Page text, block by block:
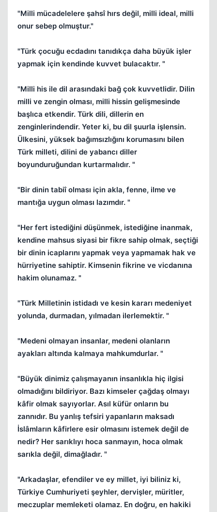
"Milli mücadelelere şahsî hırs değil, milli ideal, milli
onur sebep olmuştur."
"Türk çocuğu ecdadını tanıdıkça daha büyük işler
yapmak için kendinde kuvvet bulacaktır. "
"Milli his ile dil arasındaki bağ çok kuvvetlidir. Dilin
milli ve zengin olması, milli hissin gelişmesinde
başlıca etkendir. Türk dili, dillerin en
zenginlerindendir. Yeter ki, bu dil şuurla işlensin.
Ülkesini, yüksek bağımsızlığını korumasını bilen
Türk milleti, dilini de yabancı diller
boyunduruğundan kurtarmalıdır. "
"Bir dinin tabiî olması için akla, fenne, ilme ve
mantığa uygun olması lazımdır. "
"Her fert istediğini düşünmek, istediğine inanmak,
kendine mahsus siyasi bir fikre sahip olmak, seçtiği
bir dinin icaplarını yapmak veya yapmamak hak ve
hürriyetine sahiptir. Kimsenin fikrine ve vicdanına
hakim olunamaz. "
"Türk Milletinin istidadı ve kesin kararı medeniyet
yolunda, durmadan, yılmadan ilerlemektir. "
"Medeni olmayan insanlar, medeni olanların
ayakları altında kalmaya mahkumdurlar. "
"Büyük dinimiz çalışmayanın insanlıkla hiç ilgisi
olmadığını bildiriyor. Bazı kimseler çağdaş olmayı
kâfir olmak sayıyorlar. Asıl küfür onların bu
zannıdır. Bu yanlış tefsiri yapanların maksadı
İslâmların kâfirlere esir olmasını istemek değil de
nedir? Her sarıklıyı hoca sanmayın, hoca olmak
sarıkla değil, dimağladır. "
"Arkadaşlar, efendiler ve ey millet, iyi biliniz ki,
Türkiye Cumhuriyeti şeyhler, dervişler, müritler,
meczuplar memleketi olamaz. En doğru, en hakiki